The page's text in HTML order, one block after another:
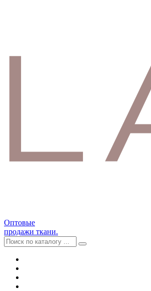
Оптовые
продажи ткани.